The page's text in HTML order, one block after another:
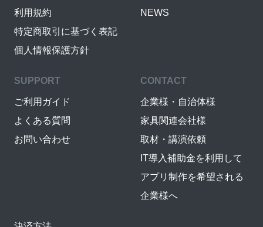
利用規約
特定商取引に基づく表記
個人情報保護方針
NEWS
SUPPORT
ご利用ガイド
よくある質問
お問い合わせ
CONTACT
企業様・自治体様
家具関連会社様
取材・講演依頼
IT導入補助金を利用して
アプリ制作を希望される
企業様へ